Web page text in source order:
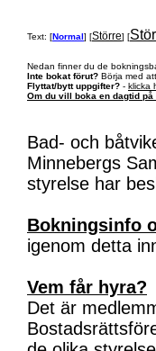
Text: [Normal] [Större] [
Nedan finner du de
Inte bokat förut? Börja med att
Flyttat/bytt uppgifter? - klicka
Om du vill boka en dagtid
Bad- och
Minnebergs
styrelse har
Bokningsinfo
igenom detta
Vem får hyra?
Det är